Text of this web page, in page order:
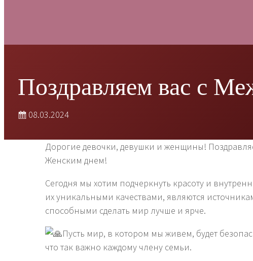
Поздравляем вас с
08.03.2024
Дорогие девочки, девушки и женщины!
Женским днем!
Сегодня мы хотим подчеркнуть красоту и
их уникальными качествами, являются
способными сделать мир лучше и ярче.
Пусть мир, в котором мы живем, будет
что так важно каждому члену семьи.